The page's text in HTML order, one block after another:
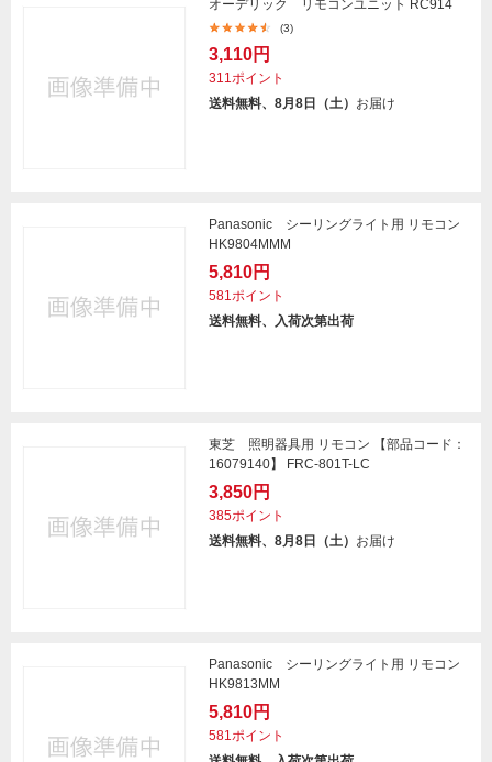
オーデリック リモコンユニット RC914
(3)
3,110円
311ポイント
送料無料、8月8日（土） お届け
Panasonic シーリングライト用 リモコン
HK9804MMM
5,810円
581ポイント
送料無料、入荷次第出荷
東芝 照明器具用 リモコン 【部品コード：
16079140】 FRC-801T-LC
3,850円
385ポイント
送料無料、8月8日（土） お届け
Panasonic シーリングライト用 リモコン
HK9813MM
5,810円
581ポイント